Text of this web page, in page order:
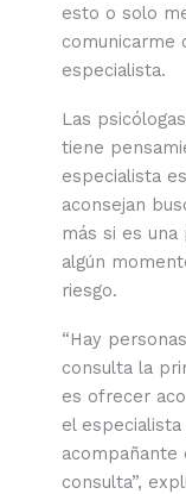
esto o solo
comunicarme
especialista.
Las
tiene
especialista
aconsejan
más si es
algún
riesgo.
“Hay
consulta la
es ofrecer
el
acompañante
consulta”,